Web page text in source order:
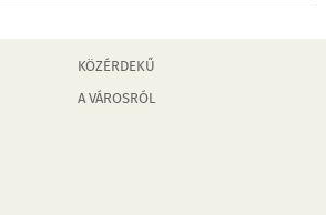
KÖZÉRDEKŰ
A VÁROSRÓL